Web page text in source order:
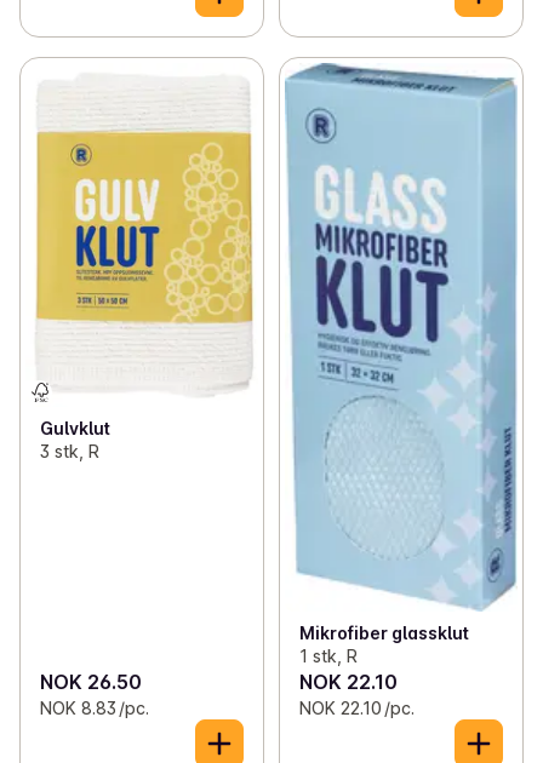
Gulvklut
3 stk, R
NOK 26.50
NOK 8.83 /pc.
Mikrofiber glassklut
1 stk, R
NOK 22.10
NOK 22.10 /pc.